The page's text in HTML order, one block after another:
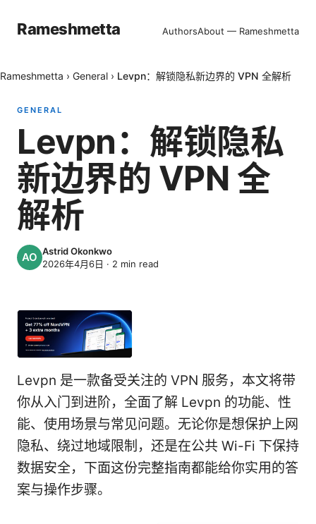
Rameshmetta AuthorsAbout — Rameshmetta
Rameshmetta › General › Levpn：解锁隐私新边界的 VPN 全解析
GENERAL
Levpn：解锁隐私
新边界的 VPN 全
解析
Astrid Okonkwo
2026年4月6日 · 2 min read
Levpn 是一款备受关注的 VPN 服务，本文将带
你从入门到进阶，全面了解 Levpn 的功能、性
能、使用场景与常见问题。无论你是想保护上网
隐私、绕过地域限制，还是在公共 Wi-Fi 下保持
数据安全，下面这份完整指南都能给你实用的答
案与操作步骤。